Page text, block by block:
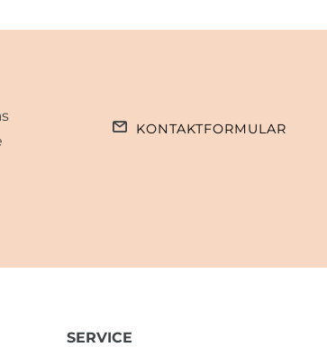
KONTAKTFORMULAR
SERVICE